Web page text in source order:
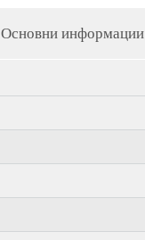
Основни информации